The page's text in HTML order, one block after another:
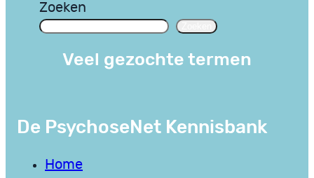
Zoeken
Veel gezochte termen
De PsychoseNet Kennisbank
Home